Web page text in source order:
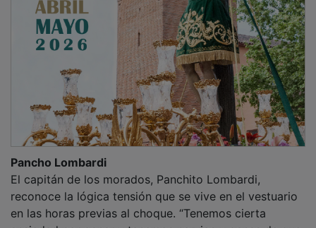
El capitán de los morados, Panchito Lombardi,
reconoce la lógica tensión que se vive en el vestuario
en las horas previas al choque. “Tenemos cierta
ansiedad por ganar y tenemos nervios y ganas de que